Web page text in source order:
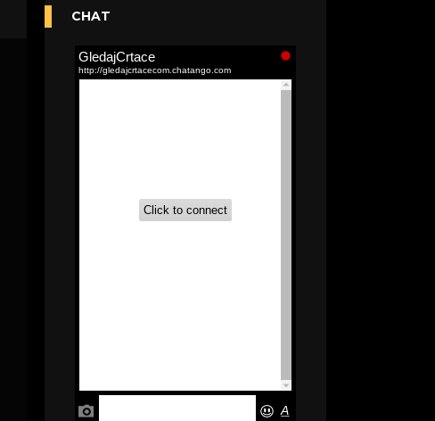
(Sinhronizovano na Srpski)
Akademija čarolija (Wits Academy)
Sinhronizovano na Srpski
Tunes,2020) Sinhronizovano na Srpski
Okura (Sinhronizovano na Srpski)
CHAT